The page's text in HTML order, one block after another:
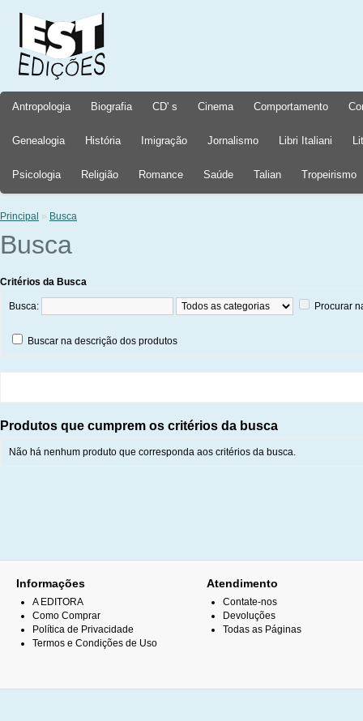
Antropologia Biografia CD' s Cinema Comportamento
Genealogia História Imigração Jornalismo Libri Italiani
Psicologia Religião Romance Saúde Talian Tropeirismo
Principal » Busca
Busca
Critérios da Busca
Busca: Procurar
Buscar na descrição dos produtos
Produtos que cumprem os critérios da busca
Não há nenhum produto que corresponda aos critérios da busca.
Informações
A EDITORA
Como Comprar
Política de Privacidade
Termos e Condições de Uso
Atendimento
Contate-nos
Devoluções
Todas as Páginas